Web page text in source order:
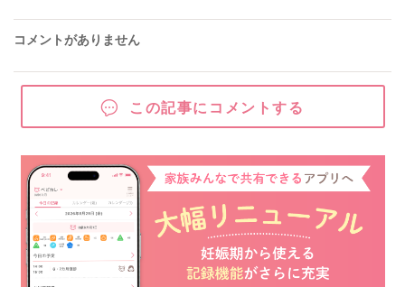
コメントがありません
この記事にコメントする